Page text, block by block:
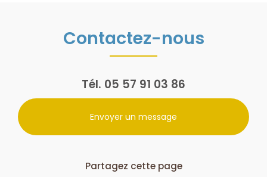
Contactez-nous
Tél. 05 57 91 03 86
Envoyer un message
Partagez cette page